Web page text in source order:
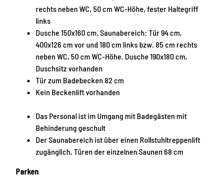
rechts neben WC, 50 cm WC-Höhe, fester Haltegriff
links
Dusche 150x160 cm. Saunabereich: Tür 94 cm,
400x126 cm vor und 180 cm links bzw. 85 cm rechts
neben WC, 50 cm WC-Höhe. Dusche 190x180 cm,
Duschsitz vorhanden
Tür zum Badebecken 82 cm
Kein Beckenlift vorhanden
Das Personal ist im Umgang mit Badegästen mit
Behinderung geschult
Der Saunabereich ist über einen Rollstuhltreppenlift
zugänglich, Türen der einzelnen Saunen 68 cm
Parken